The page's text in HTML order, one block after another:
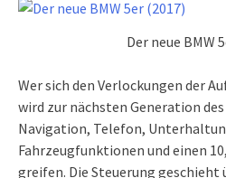
Der neue BMW
Wer sich den Verlockungen der
wird zur nächsten Generation
Navigation, Telefon,
Fahrzeugfunktionen und einen
greifen. Die Steuerung